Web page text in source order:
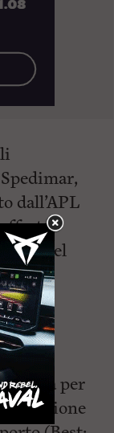
dall’APL
reali del
sta per